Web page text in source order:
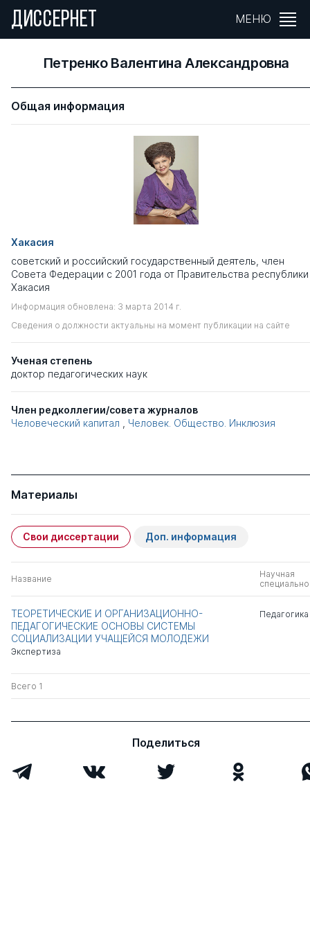
ДИССЕРНЕТ МЕНЮ
Петренко Валентина Александровна
Общая информация
Хакасия
советский и российский государственный деятель, член
Совета Федерации с 2001 года от Правительства республики
Хакасия
Информация обновлена: 3 марта 2014 г.
Сведения о должности актуальны на момент публикации на сайте
Ученая степень
доктор педагогических наук
Член редколлегии/совета журналов
Человеческий капитал
Человек. Общество. Инклюзия
Материалы
Свои диссертации Доп. информация
Название
Научная
ТЕОРЕТИЧЕСКИЕ И ОРГАНИЗАЦИОННО-
ПЕДАГОГИЧЕСКИЕ ОСНОВЫ СИСТЕМЫ
СОЦИАЛИЗАЦИИ УЧАЩЕЙСЯ МОЛОДЕЖИ
Экспертиза
Педагогика
Всего 1
Поделиться